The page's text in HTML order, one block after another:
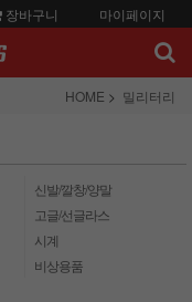
장바구니 마이페이지
HOME 밀리터리
신발/깔창/양말
고글/선글라스
시계
비상용품